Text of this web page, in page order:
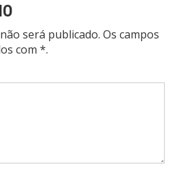
será publicado. Os campos
com *.